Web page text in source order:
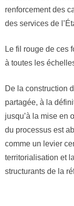
renforcement des
des services de
Le fil rouge de ces
à toutes les
De la construction
partagée, à la
jusqu’à la mise en
du processus est
comme un levier
territorialisation et
structurants de la